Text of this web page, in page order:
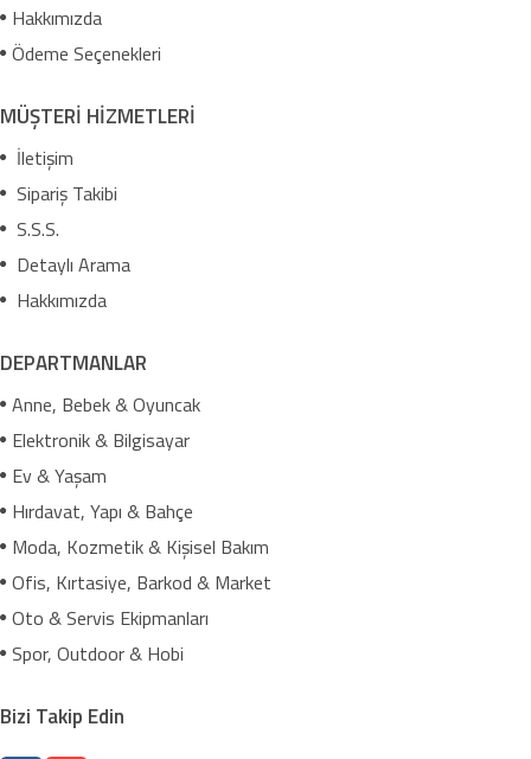
Hakkımızda
Ödeme Seçenekleri
MÜŞTERİ HİZMETLERİ
İletişim
Sipariş Takibi
S.S.S.
Detaylı Arama
Hakkımızda
DEPARTMANLAR
Anne, Bebek & Oyuncak
Elektronik & Bilgisayar
Ev & Yaşam
Hırdavat, Yapı & Bahçe
Moda, Kozmetik & Kişisel Bakım
Ofis, Kırtasiye, Barkod & Market
Oto & Servis Ekipmanları
Spor, Outdoor & Hobi
Bizi Takip Edin